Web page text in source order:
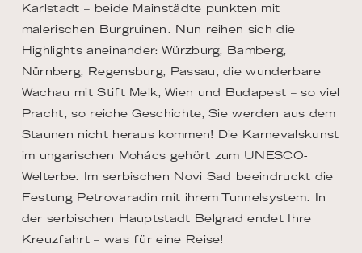
Karlstadt – beide Mainstädte punkten mit
malerischen Burgruinen. Nun reihen sich die
Highlights aneinander: Würzburg, Bamberg,
Nürnberg, Regensburg, Passau, die wunderbare
Wachau mit Stift Melk, Wien und Budapest – so viel
Pracht, so reiche Geschichte, Sie werden aus dem
Staunen nicht heraus kommen! Die Karnevalskunst
im ungarischen Mohács gehört zum UNESCO-
Welterbe. Im serbischen Novi Sad beeindruckt die
Festung Petrovaradin mit ihrem Tunnelsystem. In
der serbischen Hauptstadt Belgrad endet Ihre
Kreuzfahrt – was für eine Reise!